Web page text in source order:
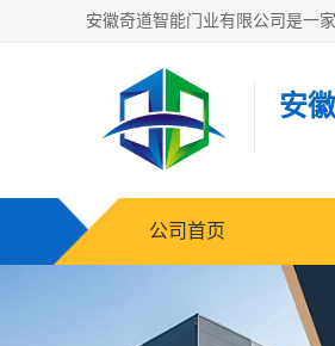
安
公司首页